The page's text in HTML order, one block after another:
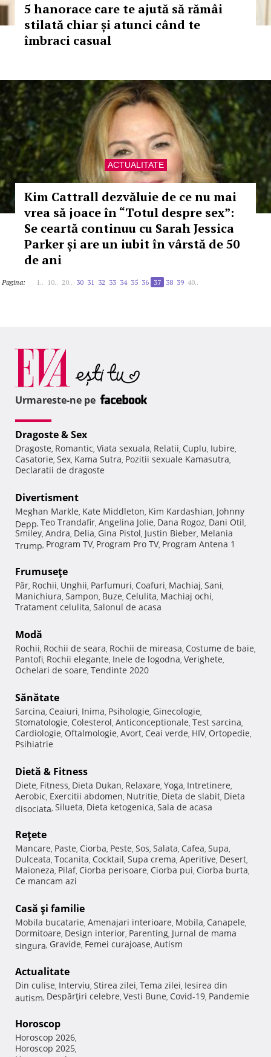
5 hanorace care te ajută să rămâi
stilată chiar și atunci când te
îmbraci casual
ACTUALITATE
Kim Cattrall dezvăluie de ce nu mai
vrea să joace în “Totul despre sex”:
Se ceartă continuu cu Sarah Jessica
Parker și are un iubit în vârstă de 50
de ani
Pagina: 1.. 10.. 20.. 30 31 32 33 34 35 36 37 38 39 40..
Urmareste-ne pe
Dragoste & Sex
Dragoste, Romantic, Viata sexuala, Relatii, Cuplu, Iubire,
Casatorie, Sex, Kama Sutra, Pozitii sexuale Kamasutra,
Declaratii de dragoste
Divertisment
Meghan Markle, Kate Middleton, Kim Kardashian, Johnny
Depp, Teo Trandafir, Angelina Jolie, Dana Rogoz, Dani Otil,
Smiley, Andra, Delia, Gina Pistol, Justin Bieber, Melania
Trump, Program TV, Program Pro TV, Program Antena 1
Frumuseţe
Păr, Rochii, Unghii, Parfumuri, Coafuri, Machiaj, Sani,
Manichiura, Sampon, Buze, Celulita, Machiaj ochi,
Tratament celulita, Salonul de acasa
Modă
Rochii, Rochii de seara, Rochii de mireasa, Costume de baie,
Pantofi, Rochii elegante, Inele de logodna, Verighete,
Ochelari de soare, Tendinte 2020
Sănătate
Sarcina, Ceaiuri, Inima, Psihologie, Ginecologie,
Stomatologie, Colesterol, Anticonceptionale, Test sarcina,
Cardiologie, Oftalmologie, Avort, Ceai verde, HIV, Ortopedie,
Psihiatrie
Dietă & Fitness
Diete, Fitness, Dieta Dukan, Relaxare, Yoga, Intretinere,
Aerobic, Exercitii abdomen, Nutritie, Dieta de slabit, Dieta
disociata, Silueta, Dieta ketogenica, Sala de acasa
Reţete
Mancare, Paste, Ciorba, Peste, Sos, Salata, Cafea, Supa,
Dulceata, Tocanita, Cocktail, Supa crema, Aperitive, Desert,
Maioneza, Pilaf, Ciorba perisoare, Ciorba pui, Ciorba burta,
Ce mancam azi
Casă şi familie
Mobila bucatarie, Amenajari interioare, Mobila, Canapele,
Dormitoare, Design interior, Parenting, Jurnal de mama
singura, Gravide, Femei curajoase, Autism
Actualitate
Din culise, Interviu, Stirea zilei, Tema zilei, Iesirea din
autism, Despărţiri celebre, Vesti Bune, Covid-19, Pandemie
Horoscop
Horoscop 2026,
Horoscop 2025,